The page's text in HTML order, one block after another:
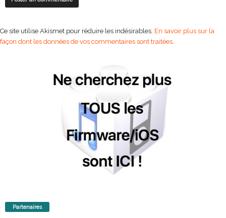
Ce site utilise Akismet pour réduire les indésirables. En savoir plus sur la
façon dont les données de vos commentaires sont traitées.
Partenaires